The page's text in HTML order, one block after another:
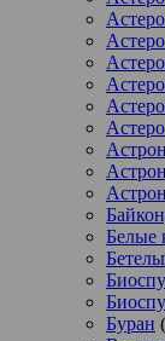
Белые
Буран